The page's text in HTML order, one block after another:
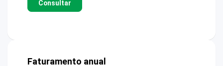
Consultar
Faturamento anual